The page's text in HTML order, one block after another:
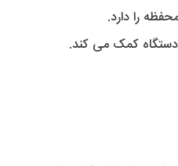
را دارد.
دستگاه کمک می کند.